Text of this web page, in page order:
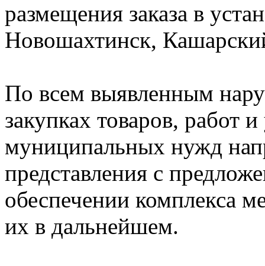
размещения заказа в
Новошахтинск,
По всем выявленным
закупках товаров, работ
муниципальных нужд
представления с
обеспечении комплекса
их в дальнейшем.